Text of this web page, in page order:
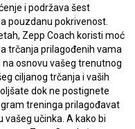
i podržava šest
pouzdanu pokrivenost.
Zepp Coach koristi moć
trčanja prilagođenih vama
osnovu vašeg trenutnog
ciljanog trčanja i vaših
dok ne postignete
treninga prilagođavat
vašeg učinka. A kako bi